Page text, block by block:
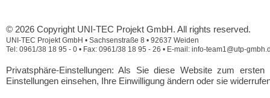
© 2026 Copyright UNI-TEC Projekt GmbH. All rights reserved.
UNI-TEC Projekt GmbH • Sachsenstraße 8 • 92637 Weiden
Tel: 0961/38 18 95 - 0 • Fax: 0961/38 18 95 - 26 • E-mail: info-team1@utp-
Privatsphäre-Einstellungen: Als Sie diese Website zum
Einstellungen einsehen, Ihre Einwilligung ändern oder sie